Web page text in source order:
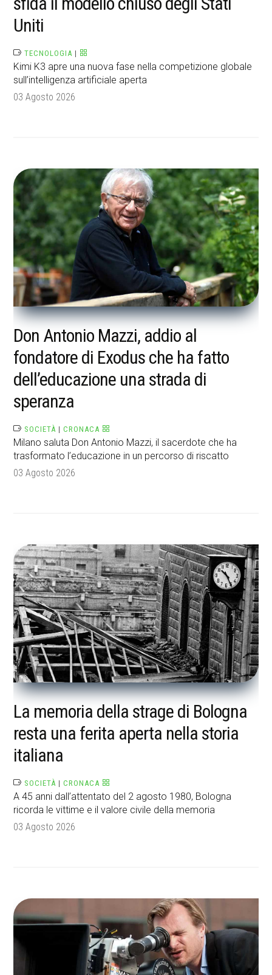
Uniti
TECNOLOGIA |
Kimi K3 apre una nuova fase nella competizione globale
sull’intelligenza artificiale aperta
03 Agosto 2026
Don Antonio Mazzi, addio al
fondatore di Exodus che ha fatto
dell’educazione una strada di
speranza
SOCIETÀ |CRONACA
Milano saluta Don Antonio Mazzi, il sacerdote che ha
trasformato l’educazione in un percorso di riscatto
03 Agosto 2026
La memoria della strage di Bologna
resta una ferita aperta nella storia
italiana
SOCIETÀ |CRONACA
A 45 anni dall’attentato del 2 agosto 1980, Bologna
ricorda le vittime e il valore civile della memoria
03 Agosto 2026